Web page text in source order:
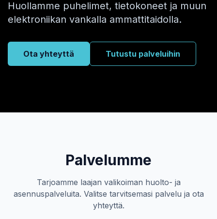
Huollamme puhelimet, tietokoneet ja muun
elektroniikan vankalla ammattitaidolla.
Ota yhteyttä Tutustu palveluihin
Palvelumme
Tarjoamme laajan valikoiman huolto- ja
asennuspalveluita. Valitse tarvitsemasi palvelu ja ota
yhteyttä.